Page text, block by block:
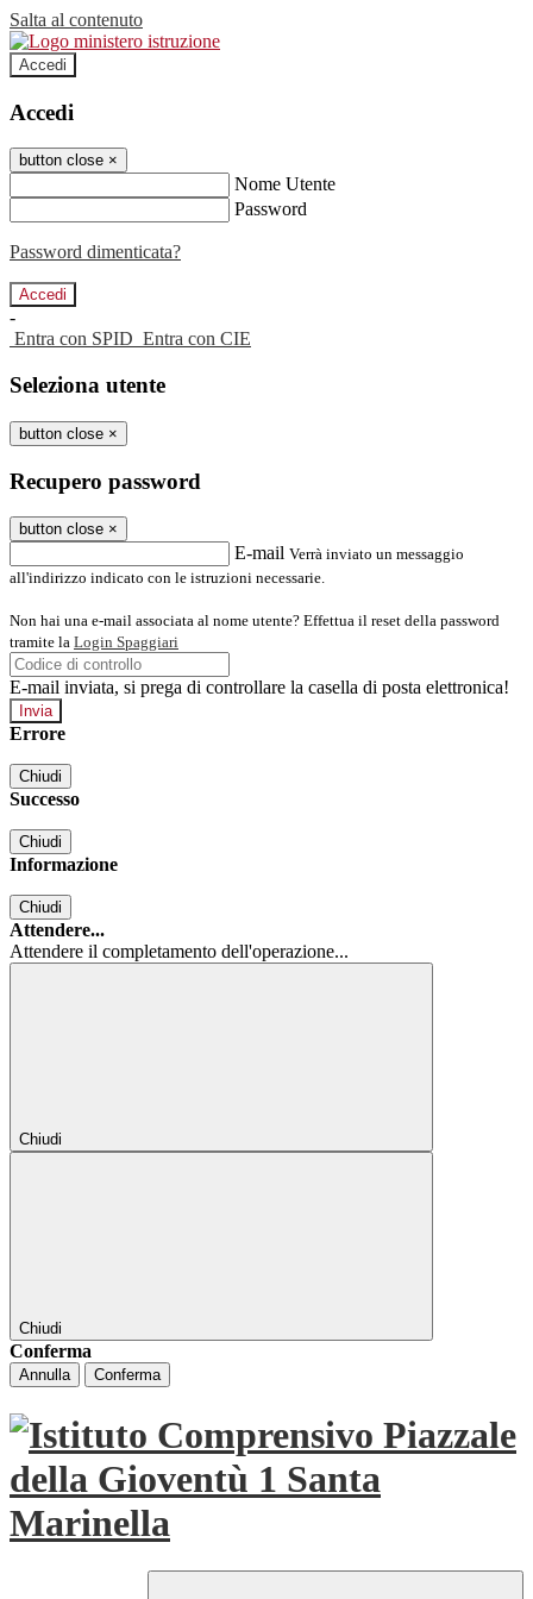
Salta al contenuto
Accedi
Accedi
button close ×
Nome Utente
Password
Password dimenticata?
-
Entra con SPID Entra con CIE
Seleziona utente
button close ×
Recupero password
button close ×
E-mail Verrà inviato un messaggio
all'indirizzo indicato con le istruzioni necessarie.
Non hai una e-mail associata al nome utente? Effettua il reset della password
tramite la Login Spaggiari
E-mail inviata, si prega di controllare la casella di posta elettronica!
Errore
Chiudi
Successo
Chiudi
Informazione
Chiudi
Attendere...
Attendere il completamento dell'operazione...
Chiudi
Chiudi
Conferma
Annulla Conferma